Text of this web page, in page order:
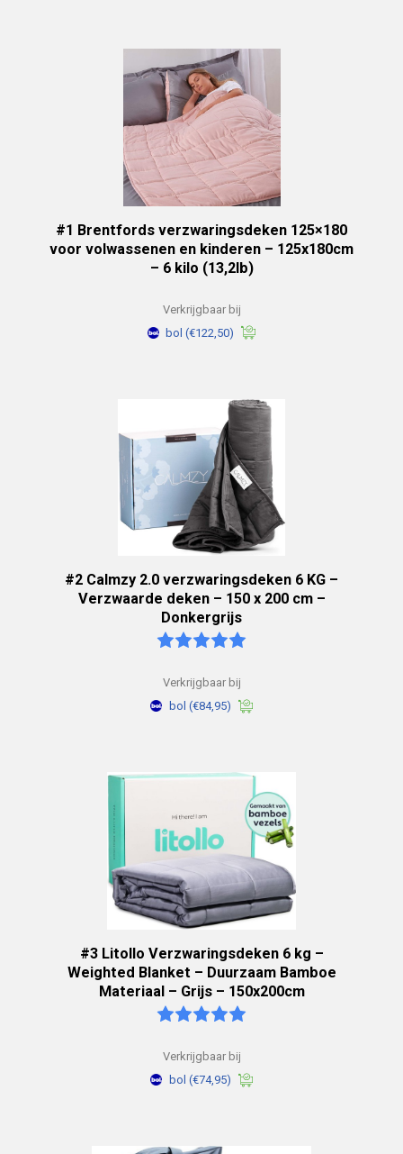
#1 Brentfords verzwaringsdeken 125×180
voor volwassenen en kinderen – 125x180cm
– 6 kilo (13,2lb)
Verkrijgbaar bij
bol (€122,50)
#2 Calmzy 2.0 verzwaringsdeken 6 KG –
Verzwaarde deken – 150 x 200 cm –
Donkergrijs
Verkrijgbaar bij
bol (€84,95)
#3 Litollo Verzwaringsdeken 6 kg –
Weighted Blanket – Duurzaam Bamboe
Materiaal – Grijs – 150x200cm
Verkrijgbaar bij
bol (€74,95)